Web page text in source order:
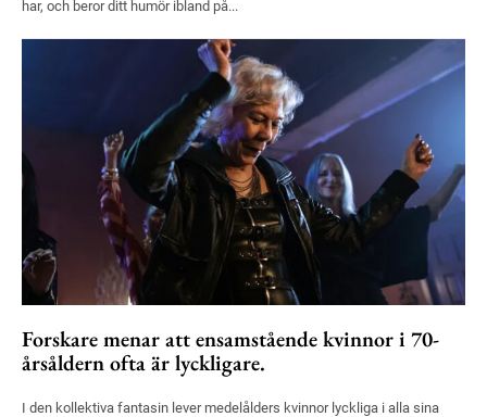
har, och beror ditt humör ibland på...
Forskare menar att ensamstående kvinnor i 70-
årsåldern ofta är lyckligare.
I den kollektiva fantasin lever medelålders kvinnor lyckliga i alla sina